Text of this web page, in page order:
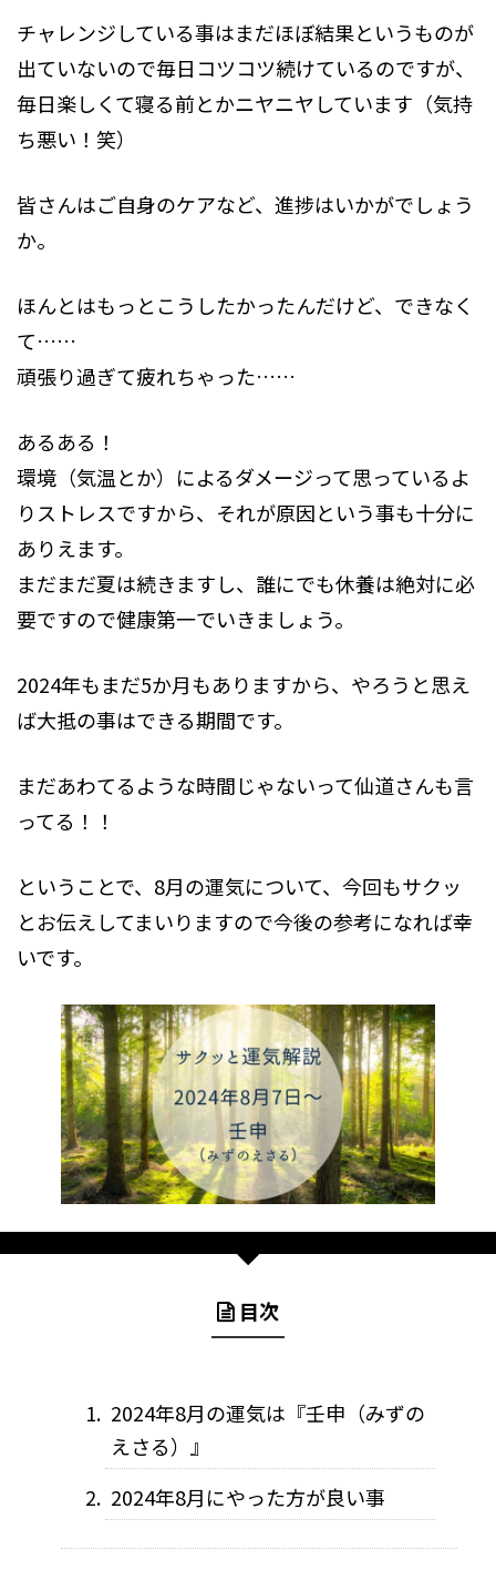
チャレンジしている事はまだほぼ結果というものが
出ていないので毎日コツコツ続けているのですが、
毎日楽しくて寝る前とかニヤニヤしています（気持
ち悪い！笑）
皆さんはご自身のケアなど、進捗はいかがでしょう
か。
ほんとはもっとこうしたかったんだけど、できなく
て……
頑張り過ぎて疲れちゃった……
あるある！
環境（気温とか）によるダメージって思っているよ
りストレスですから、それが原因という事も十分に
ありえます。
まだまだ夏は続きますし、誰にでも休養は絶対に必
要ですので健康第一でいきましょう。
2024年もまだ5か月もありますから、やろうと思え
ば大抵の事はできる期間です。
まだあわてるような時間じゃないって仙道さんも言
ってる！！
ということで、8月の運気について、今回もサクッ
とお伝えしてまいりますので今後の参考になれば幸
いです。
目次
2024年8月の運気は『壬申（みずの
えさる）』
2024年8月にやった方が良い事